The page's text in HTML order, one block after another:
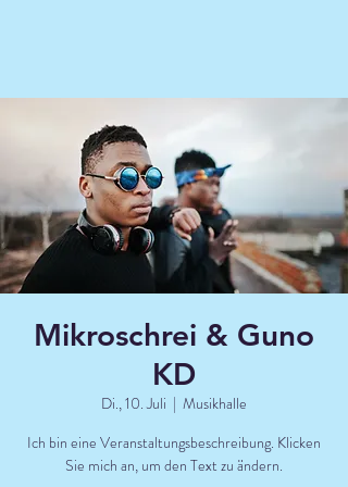
Mikroschrei & Guno
KD
Di., 10. Juli
  |
Musikhalle
Ich bin eine Veranstaltungsbeschreibung. Klicken
Sie mich an, um den Text zu ändern.